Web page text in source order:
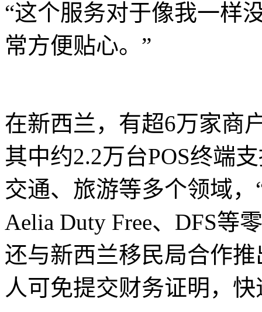
“这个服务对于像我一样
常方便贴心。”
在新西兰，有超6万家商
其中约2.2万台POS终端
交通、旅游等多个领域，
Aelia Duty Free、DFS等
还与新西兰移民局合作
人可免提交财务证明，